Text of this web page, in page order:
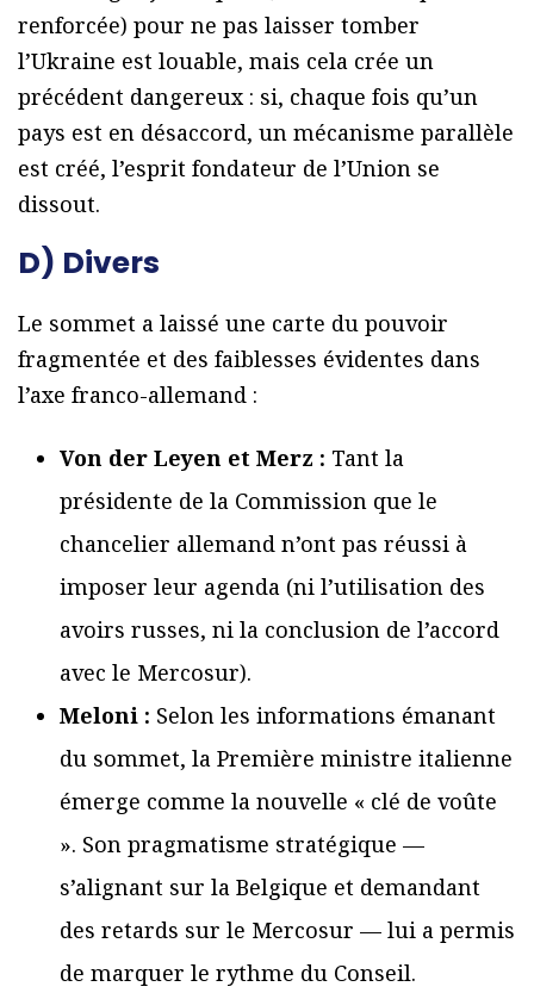
renforcée) pour ne pas laisser tomber
l’Ukraine est louable, mais cela crée un
précédent dangereux : si, chaque fois qu’un
pays est en désaccord, un mécanisme parallèle
est créé, l’esprit fondateur de l’Union se
dissout.
D) Divers
Le sommet a laissé une carte du pouvoir
fragmentée et des faiblesses évidentes dans
l’axe franco-allemand :
Von der Leyen et Merz : Tant la
présidente de la Commission que le
chancelier allemand n’ont pas réussi à
imposer leur agenda (ni l’utilisation des
avoirs russes, ni la conclusion de l’accord
avec le Mercosur).
Meloni : Selon les informations émanant
du sommet, la Première ministre italienne
émerge comme la nouvelle « clé de voûte
». Son pragmatisme stratégique —
s’alignant sur la Belgique et demandant
des retards sur le Mercosur — lui a permis
de marquer le rythme du Conseil.